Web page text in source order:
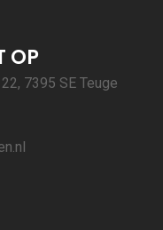
OP
7395 SE Teuge